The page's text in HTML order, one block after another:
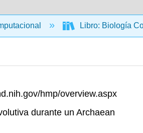
Libro: Biología
hmp/overview.aspx
durante un Archaean